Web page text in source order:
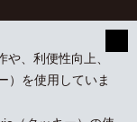
、利便性向上、
）を使用していま
リース